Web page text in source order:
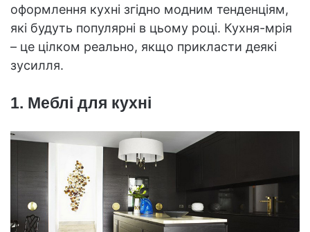
оформлення кухні згідно модним тенденціям,
які будуть популярні в цьому році. Кухня-мрія
– це цілком реально, якщо прикласти деякі
зусилля.
1. Меблі для кухні